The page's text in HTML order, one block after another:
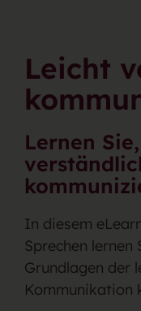
Leicht
Lernen
In diesem
Sprechen
Grundlagen der
Kommunikation